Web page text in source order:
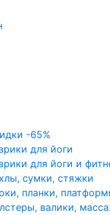
-65%
для йоги
для йоги и
сумки, стяжки
планки,
валики,